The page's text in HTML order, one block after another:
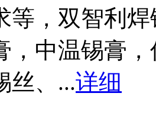
等，双智利
，中温锡膏
丝、...详细